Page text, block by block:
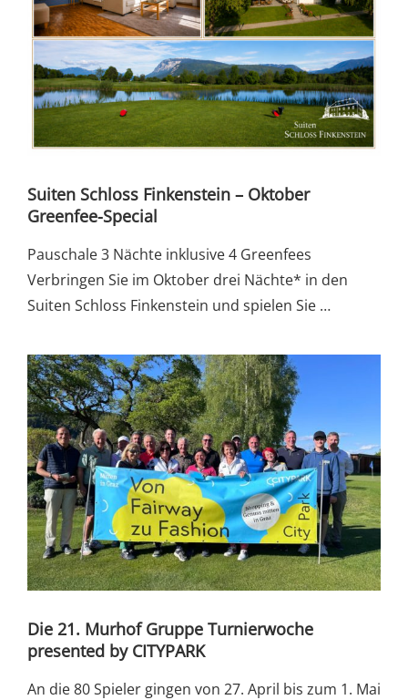
Suiten Schloss Finkenstein – Oktober
Greenfee-Special
Pauschale 3 Nächte inklusive 4 Greenfees
Verbringen Sie im Oktober drei Nächte* in den
Suiten Schloss Finkenstein und spielen Sie …
Die 21. Murhof Gruppe Turnierwoche
presented by CITYPARK
An die 80 Spieler gingen von 27. April bis zum 1. Mai